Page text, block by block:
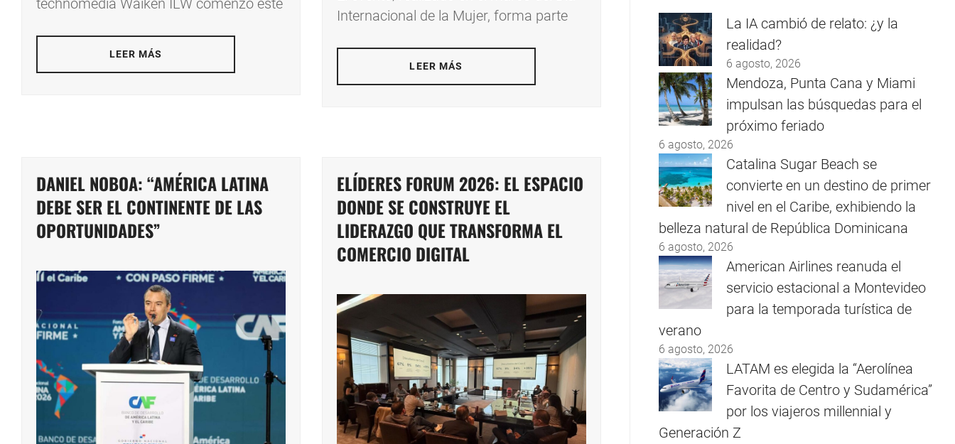
LEER MÁS
Internacional de la Mujer, forma parte
LEER MÁS
DANIEL NOBOA: “AMÉRICA LATINA
DEBE SER EL CONTINENTE DE LAS
OPORTUNIDADES”
ELÍDERES FORUM 2026: EL ESPACIO
DONDE SE CONSTRUYE EL
LIDERAZGO QUE TRANSFORMA EL
COMERCIO DIGITAL
La IA cambió de relato: ¿y la
realidad?
6 agosto, 2026
Mendoza, Punta Cana y Miami
impulsan las búsquedas para el
próximo feriado
6 agosto, 2026
Catalina Sugar Beach se
convierte en un destino de primer
nivel en el Caribe, exhibiendo la
belleza natural de República Dominicana
6 agosto, 2026
American Airlines reanuda el
servicio estacional a Montevideo
para la temporada turística de
verano
6 agosto, 2026
LATAM es elegida la “Aerolínea
Favorita de Centro y Sudamérica”
por los viajeros millennial y
Generación Z